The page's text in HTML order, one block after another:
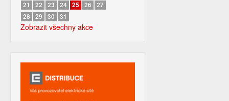
21
22 23 24 25 26
27
28
29 30 31
Zobrazit všechny akce